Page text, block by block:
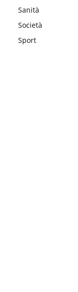
Sanità
Società
Sport